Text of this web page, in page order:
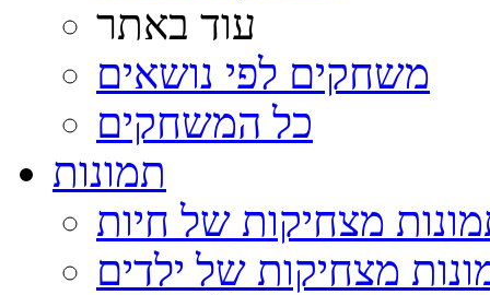
עוד באתר
משחקים לפי נושאים
כל המשחקים
תמונות
מצחיקות של חיות
מצחיקות של ילדים